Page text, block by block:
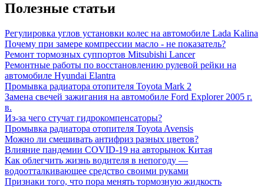
Полезные статьи
Регулировка углов установки колес на автомобиле Lada Kalina
Почему при замере компрессии масло - не показатель?
Ремонт тормозных суппортов Mitsubishi Lancer
Ремонтные работы по восстановлению рулевой рейки на
автомобиле Hyundai Elantra
Промывка радиатора отопителя Toyota Mark 2
Замена свечей зажигания на автомобиле Ford Explorer 2005 г.
в.
Из-за чего стучат гидрокомпенсаторы?
Промывка радиатора отопителя Toyota Avensis
Можно ли смешивать антифриз разных цветов?
Влияние пандемии СOVID-19 на авторынок Китая
Как облегчить жизнь водителя в непогоду —
водоотталкивающее средство своими руками
Признаки того, что пора менять тормозную жидкость